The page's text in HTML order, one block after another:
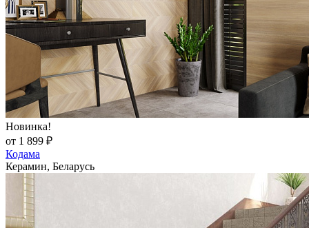
Новинка!
от 1 899 ₽
Кодама
Керамин, Беларусь